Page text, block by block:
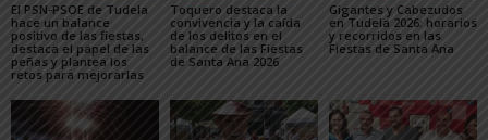
El PSN-PSOE de Tudela
hace un balance
positivo de las fiestas,
destaca el papel de las
peñas y plantea los
retos para mejorarlas
Toquero destaca la
convivencia y la caída
de los delitos en el
balance de las Fiestas
de Santa Ana 2026
Gigantes y Cabezudos
en Tudela 2026: horarios
y recorridos en las
Fiestas de Santa Ana